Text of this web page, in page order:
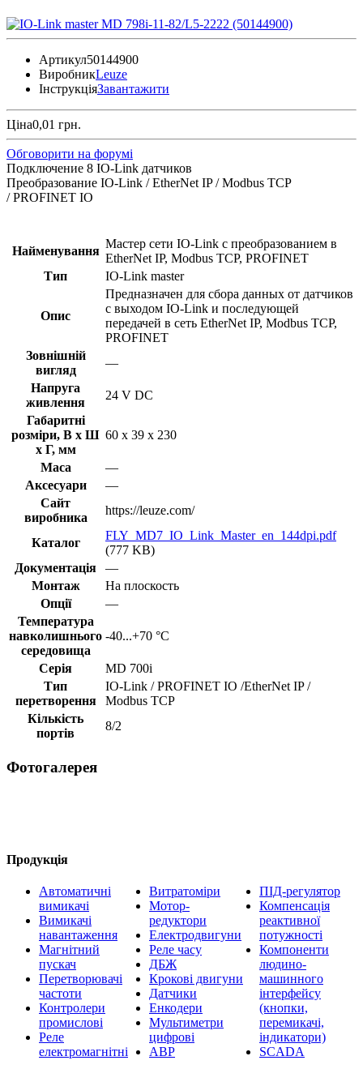
Артикул50144900
ВиробникLeuze
ІнструкціяЗавантажити
Ціна0,01 грн.
Обговорити на форумі
Подключение 8 IO-Link датчиков
Преобразование IO-Link / EtherNet IP / Modbus TCP
/ PROFINET IO
Найменування
Мастер сети IO-Link с преобразованием в
EtherNet IP, Modbus TCP, PROFINET
Тип
IO-Link master
Опис
Предназначен для сбора данных от датчиков
с выходом IO-Link и последующей
передачей в сеть EtherNet IP, Modbus TCP,
PROFINET
Зовнішній
вигляд
—
Напруга
живлення
24 V DC
Габаритні
розміри, В х Ш
х Г, мм
60 x 39 x 230
Маса
—
Аксесуари
—
Сайт
виробника
https://leuze.com/
Каталог
FLY_MD7_IO_Link_Master_en_144dpi.pdf
(777 KB)
Документація
—
Монтаж
На плоскость
Опції
—
Температура
навколишнього
середовища
-40...+70 °С
Серія
MD 700i
Тип
перетворення
IO-Link / PROFINET IO /EtherNet IP /
Modbus TCP
Кількість
портів
8/2
Фотогалерея
Продукція
Автоматичні
вимикачі
Вимикачі
навантаження
Магнітний
пускач
Перетворювачі
частоти
Контролери
промислові
Реле
електромагнітні
Витратоміри
Мотор-
редуктори
Електродвигуни
Реле часу
ДБЖ
Крокові двигуни
Датчики
Енкодери
Мультиметри
цифрові
АВР
ПІД-регулятор
Компенсація
реактивної
потужності
Компоненти
людино-
машинного
інтерфейсу
(кнопки,
перемикачі,
індикатори)
SCADA